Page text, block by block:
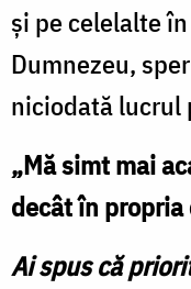
și pe celelalte
Dumnezeu,
niciodată lucrul
„Mă simt mai
decât în propria
Ai spus că